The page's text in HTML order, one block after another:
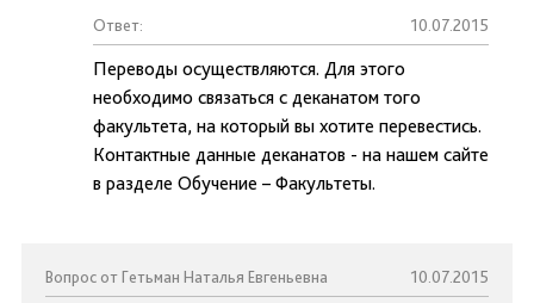
Ответ: 10.07.2015
Переводы осуществляются. Для этого
необходимо связаться с деканатом того
факультета, на который вы хотите перевестись.
Контактные данные деканатов - на нашем сайте
в разделе Обучение – Факультеты.
Вопрос от Гетьман Наталья Евгеньевна 10.07.2015